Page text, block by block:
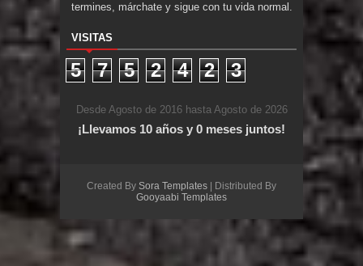
termines, márchate y sigue con tu vida normal.
VISITAS
5 7 5 2 4 2 3
Desde Agosto de 2016 hasta Agosto de 2026
¡Llevamos 10 años y 0 meses juntos!
Created By Sora Templates | Distributed By
Gooyaabi Templates